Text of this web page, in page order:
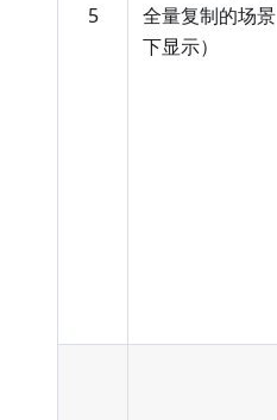
5
全量复制的场景
下显示）